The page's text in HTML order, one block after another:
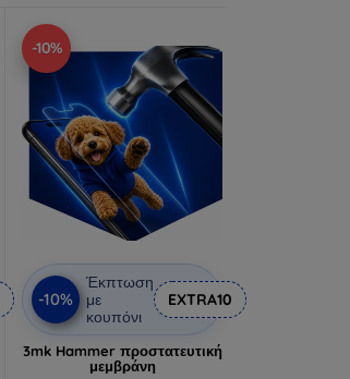
-10%
-10%
Έκπτωση
με
κουπόνι
EXTRA10
3mk Hammer προστατευτική
μεμβράνη